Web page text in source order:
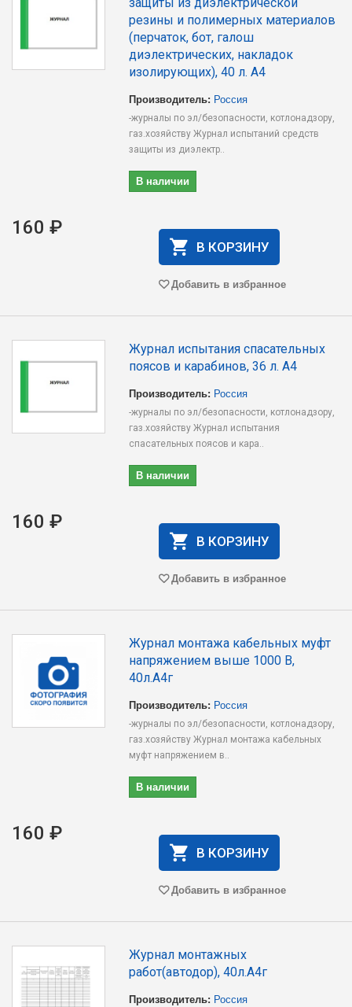
резины и полимерных материалов
(перчаток, бот, галош
диэлектрических, накладок
изолирующих), 40 л. А4
Производитель: Россия
-журналы по эл/безопасности, котлонадзору,
газ.хозяйству Журнал испытаний средств
защиты из диэлектр..
В наличии
160 ₽
В КОРЗИНУ
Добавить в избранное
Журнал испытания спасательных
поясов и карабинов, 36 л. А4
Производитель: Россия
-журналы по эл/безопасности, котлонадзору,
газ.хозяйству Журнал испытания
спасательных поясов и кара..
В наличии
160 ₽
В КОРЗИНУ
Добавить в избранное
Журнал монтажа кабельных муфт
напряжением выше 1000 В,
40л.А4г
Производитель: Россия
-журналы по эл/безопасности, котлонадзору,
газ.хозяйству Журнал монтажа кабельных
муфт напряжением в..
В наличии
160 ₽
В КОРЗИНУ
Добавить в избранное
Журнал монтажных
работ(автодор), 40л.А4г
Производитель: Россия